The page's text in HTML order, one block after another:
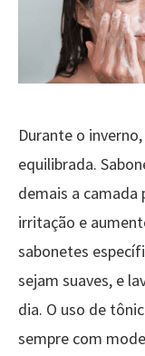
Durante o
equilibrada.
demais a camada
irritação e
sabonetes
sejam suaves, e
dia. O uso de
sempre com